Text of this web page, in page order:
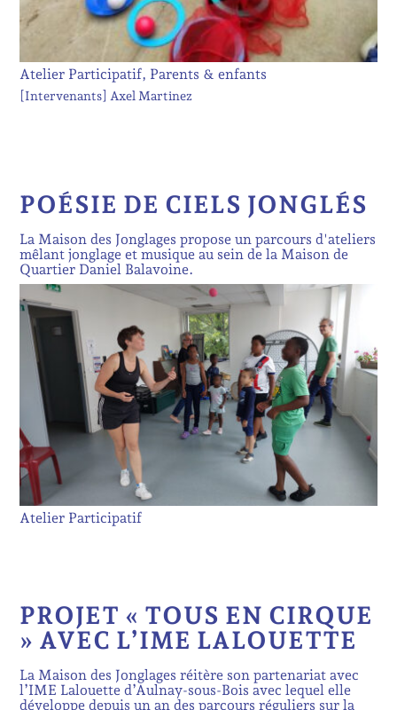
Atelier Participatif, Parents & enfants
[Intervenants] Axel Martinez
POÉSIE DE CIELS JONGLÉS
La Maison des Jonglages propose un parcours d'ateliers
mêlant jonglage et musique au sein de la Maison de
Quartier Daniel Balavoine.
Atelier Participatif
PROJET « TOUS EN CIRQUE
» AVEC L’IME LALOUETTE
La Maison des Jonglages réitère son partenariat avec
l’IME Lalouette d’Aulnay-sous-Bois avec lequel elle
développe depuis un an des parcours réguliers sur la